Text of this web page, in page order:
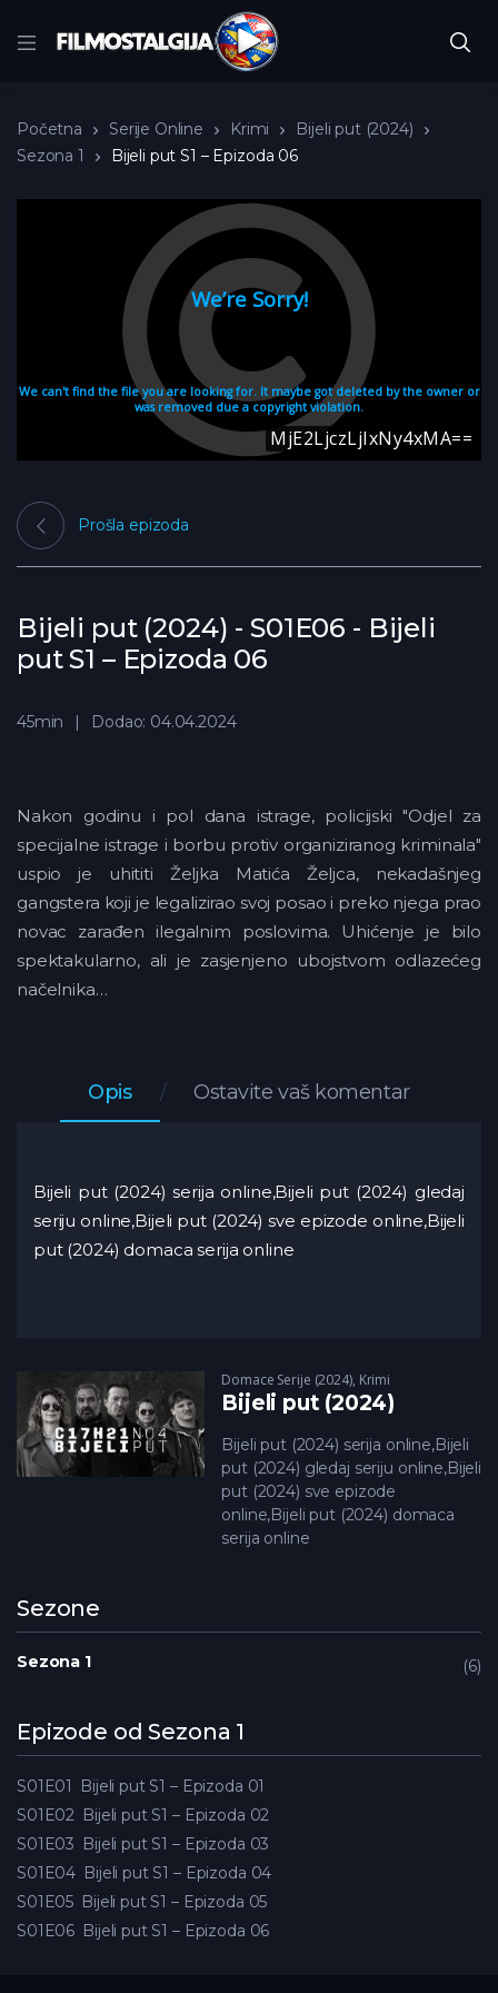
Početna Serije Online Krimi
Bijeli put (2024)
Sezona 1
Bijeli put S1 – Epizoda 06
Bijeli put (2024) - S01E06 - Bijeli
put S1 – Epizoda 06
Prošla epizoda
45min Dodao: 04.04.2024
Nakon godinu i pol dana istrage, policijski "Odjel za
specijalne istrage i borbu protiv organiziranog kriminala"
uspio je uhititi Željka Matića Željca, nekadašnjeg
gangstera koji je legalizirao svoj posao i preko njega prao
novac zarađen ilegalnim poslovima. Uhićenje je bilo
spektakularno, ali je zasjenjeno ubojstvom odlazećeg
načelnika…
Opis Ostavite vaš komentar
Bijeli put (2024) serija online,Bijeli put (2024) gledaj
seriju online,Bijeli put (2024) sve epizode online,Bijeli
put (2024) domaca serija online
Domace Serije (2024), Krimi
Bijeli put (2024)
Bijeli put (2024) serija online,Bijeli
put (2024) gledaj seriju online,Bijeli
put (2024) sve epizode
online,Bijeli put (2024) domaca
serija online
Sezone
Sezona 1 6
Epizode od Sezona 1
S01E01
Bijeli put S1 – Epizoda 01
S01E02 Bijeli put S1 – Epizoda 02
S01E03 Bijeli put S1 – Epizoda 03
S01E04 Bijeli put S1 – Epizoda 04
S01E05 Bijeli put S1 – Epizoda 05
S01E06 Bijeli put S1 – Epizoda 06